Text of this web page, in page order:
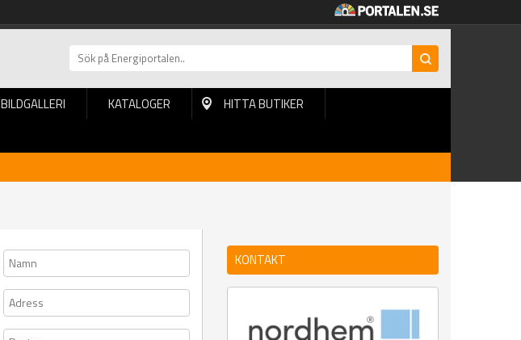
BILDGALLERI KATALOGER
HITTA BUTIKER
KONTAKT